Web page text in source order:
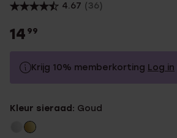
4.67 (36)
14 99
Krijg 10% memberkorting Log in
Zonder memberkorting
Kleur sieraad: Goud